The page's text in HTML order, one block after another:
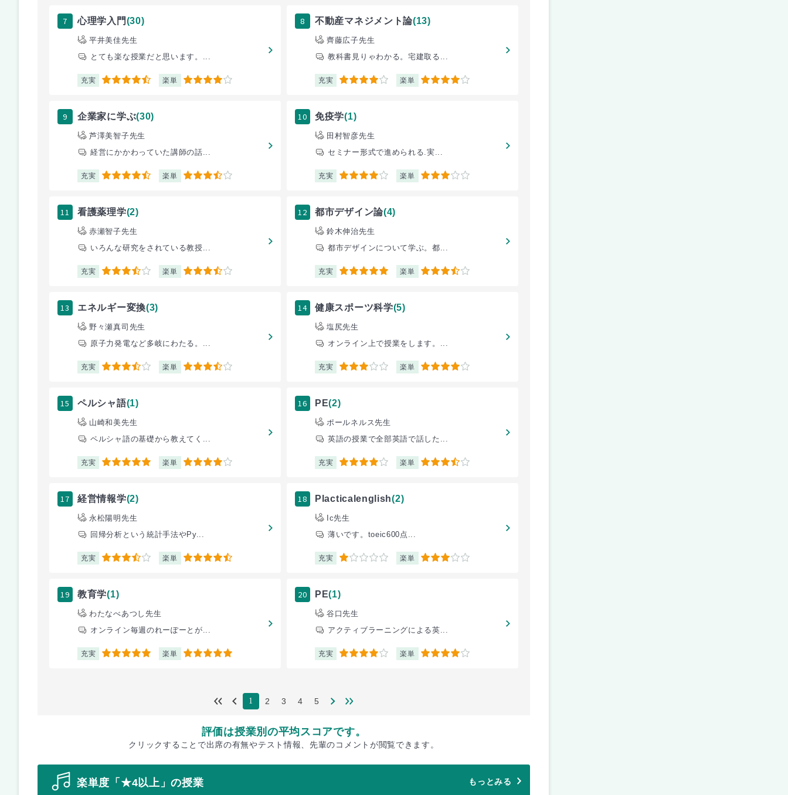
7 心理学入門(30)
平井美佳先生
とても楽な授業だと思います。...
充実 4.5 楽単 4
8 不動産マネジメント論(13)
齊藤広子先生
教科書見りゃわかる。宅建取る...
充実 4 楽単 4
9 企業家に学ぶ(30)
芦澤美智子先生
経営にかかわっていた講師の話...
充実 4.5 楽単 3.5
10 免疫学(1)
田村智彦先生
セミナー形式で進められる.実...
充実 4 楽単 3
11 看護薬理学(2)
赤瀬智子先生
いろんな研究をされている教授...
充実 3.5 楽単 3.5
12 都市デザイン論(4)
鈴木伸治先生
都市デザインについて学ぶ。都...
充実 5 楽単 3.5
13 エネルギー変換(3)
野々瀬真司先生
原子力発電など多岐にわたる。...
充実 3.5 楽単 3.5
14 健康スポーツ科学(5)
塩尻先生
オンライン上で授業をします。...
充実 3 楽単 4
15 ペルシャ語(1)
山崎和美先生
ペルシャ語の基礎から教えてく...
充実 5 楽単 4
16 PE(2)
ポールネルス先生
英語の授業で全部英語で話した...
充実 4 楽単 3.5
17 経営情報学(2)
永松陽明先生
回帰分析という統計手法やPy...
充実 3.5 楽単 4.5
18 Placticalenglish(2)
Ic先生
薄いです。toeic600点...
充実 1 楽単 3
19 教育学(1)
わたなべあつし先生
オンライン毎週のれーぽーとが...
充実 5 楽単 5
20 PE(1)
谷口先生
アクティブラーニングによる英...
充実 4 楽単 4
1 2 3 4 5
評価は授業別の平均スコアです。
クリックすることで出席の有無やテスト情報、先輩のコメントが閲覧できます。
楽単度「★4以上」の授業 もっとみる